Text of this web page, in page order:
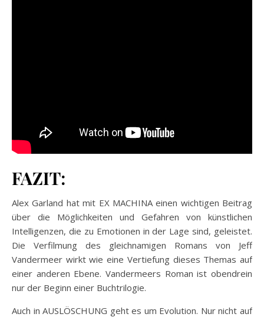
FAZIT:
Alex Garland hat mit EX MACHINA einen wichtigen Beitrag
über die Möglichkeiten und Gefahren von künstlichen
Intelligenzen, die zu Emotionen in der Lage sind, geleistet.
Die Verfilmung des gleichnamigen Romans von Jeff
Vandermeer wirkt wie eine Vertiefung dieses Themas auf
einer anderen Ebene. Vandermeers Roman ist obendrein
nur der Beginn einer Buchtrilogie.
Auch in AUSLÖSCHUNG geht es um Evolution. Nur nicht auf